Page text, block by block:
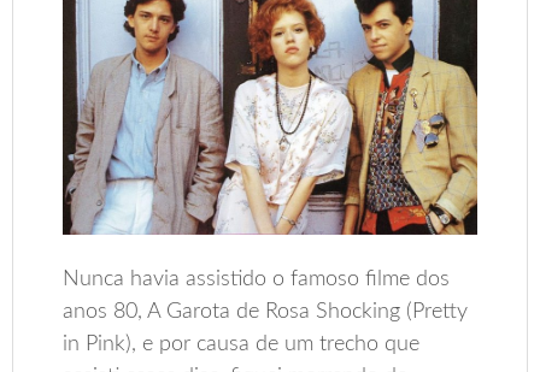
Nunca havia assistido o famoso filme dos
anos 80, A Garota de Rosa Shocking (Pretty
in Pink), e por causa de um trecho que